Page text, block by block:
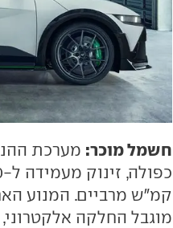
חשמל מוכר:
קמ"ש מרביים. המנוע
מוגבל החלקה